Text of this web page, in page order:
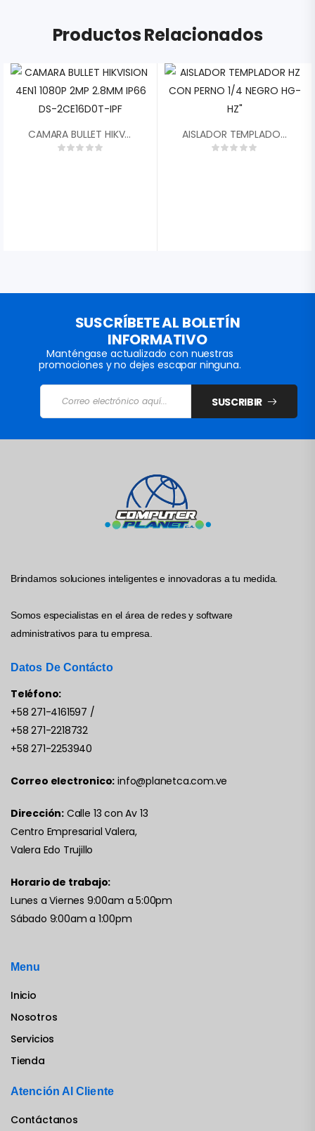
Productos Relacionados
CAMARA BULLET HIKVISION 4EN1 1080P 2MP 2.8MM IP66 DS-2CE16D0T-IPF AISLADOR TEMPLADOR HZ CON PERNO 1/4 NEGRO HG-HZ»
SUSCRÍBETE AL BOLETÍN
INFORMATIVO
Manténgase actualizado con nuestras
promociones y no dejes escapar ninguna.
SUSCRIBIR
Brindamos soluciones inteligentes e innovadoras a tu medida.
Somos especialistas en el área de redes y software
administrativos para tu empresa.
Datos De Contácto
Teléfono:
+58 271-4161597 /
+58 271-2218732
+58 271-2253940
Correo electronico: info@planetca.com.ve
Dirección: Calle 13 con Av 13
Centro Empresarial Valera,
Valera Edo Trujillo
Horario de trabajo:
Lunes a Viernes 9:00am a 5:00pm
Sábado 9:00am a 1:00pm
Menu
Inicio
Nosotros
Servicios
Tienda
Atención Al Cliente
Contáctanos